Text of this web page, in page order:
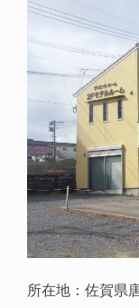
所在地：佐賀県